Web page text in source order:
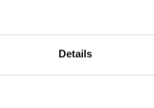
Details